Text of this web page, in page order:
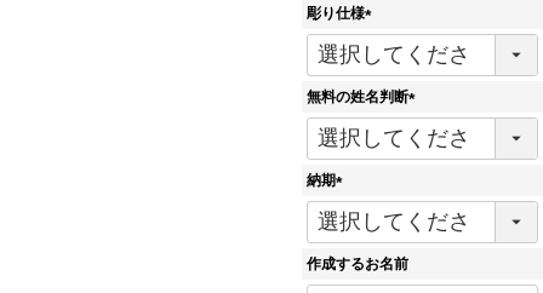
彫り仕様
(
必
)
無料の姓名判断
(
必
納期
(
必
)
作成するお名前